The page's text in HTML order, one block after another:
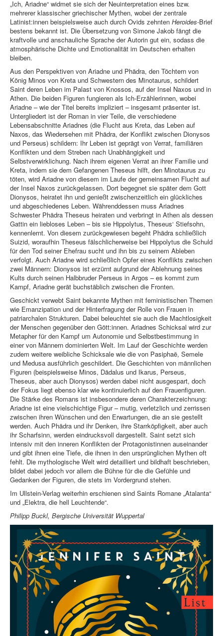
„Ich, Ariadne“ widmet sie sich der Neuinterpretation eines bzw.
mehrerer klassischer griechischer Mythen, wobei der zentrale
Latinist:innen beispielsweise auch durch Ovids zehnten Heroides-Brief
bestens bekannt ist. Die Übersetzung von Simone Jakob fängt die
kraftvolle und anschauliche Sprache der Autorin gut ein, sodass die
atmosphärische Dichte und Emotionalität im Deutschen erhalten
bleiben.
Aus den Perspektiven von Ariadne und Phädra, den Töchtern von
König Minos von Kreta und Schwestern des Minotaurus, schildert
Saint deren Leben im Palast von Knossos, auf der Insel Naxos und in
Athen. Die beiden Figuren fungieren als Ich-Erzählerinnen, wobei
Ariadne – wie der Titel bereits impliziert – insgesamt präsenter ist.
Untergliedert ist der Roman in vier Teile, die verschiedene
Lebensabschnitte Ariadnes (die Flucht aus Kreta, das Leben auf
Naxos, das Wiedersehen mit Phädra, der Konflikt zwischen Dionysos
und Perseus) schildern: Ihr Leben ist geprägt von Verrat, familiären
Konflikten und dem Streben nach Unabhängigkeit und
Selbstverwirklichung. Nach ihrem eigenen Verrat an ihrer Familie und
Kreta, indem sie dem Gefangenen Theseus hilft, den Minotaurus zu
töten, wird Ariadne von diesem im Laufe der gemeinsamen Flucht auf
der Insel Naxos zurückgelassen. Dort begegnet sie später dem Gott
Dionysos, heiratet ihn und genießt zwischenzeitlich ein glückliches
und abgeschiedenes Leben. Währenddessen muss Ariadnes
Schwester Phädra Theseus heiraten und verbringt in Athen als dessen
Gattin ein liebloses Leben – bis sie Hippolytus, Theseus‘ Stiefsohn,
kennenlernt. Von diesem zurückgewiesen begeht Phädra schließlich
Suizid, woraufhin Theseus fälschlicherweise bei Hippolytus die Schuld
für den Tod seiner Ehefrau sucht und ihn bis zu seinem Ableben
verfolgt. Auch Ariadne wird schließlich Opfer eines Konflikts zwischen
zwei Männern: Dionysos ist erzürnt aufgrund der Ablehnung seines
Kults durch seinen Halbbruder Perseus in Argos – es kommt zum
Kampf, Ariadne gerät buchstäblich zwischen die Fronten.
Geschickt verwebt Saint bekannte Mythen mit feministischen Themen
wie Emanzipation und der Hinterfragung der Rolle von Frauen in
patriarchalen Strukturen. Dabei beleuchtet sie auch die Machtlosigkeit
der Menschen gegenüber den Gött:innen. Ariadnes Schicksal wird zur
Metapher für den Kampf um Autonomie und Selbstbestimmung in
einer von Männern dominierten Welt. Im Lauf der Geschichte werden
zudem weitere weibliche Schicksale wie die von Pasiphaë, Semele
und Medusa ausführlich geschildert. Die Geschichten von männlichen
Figuren (beispielsweise Minos, Dädalus und Ikarus, Perseus,
Theseus, aber auch Dionysos) werden dabei nicht ausgespart, doch
der Fokus liegt ebenso klar wie kontinuierlich auf den Frauenfiguren.
Die Stärke des Romans ist insbesondere deren Charakterzeichnung:
Ariadne ist eine vielschichtige Figur – mutig, verletzlich und zerrissen
zwischen ihren Wünschen und den Erwartungen, die an sie gestellt
werden. Auch Phädra und ihr Denken, ihre Starrköpfigkeit, aber auch
ihr Scharfsinn, werden eindrucksvoll dargestellt. Saint setzt sich
intensiv mit den inneren Konflikten der Protagonistinnen auseinander
und gibt ihnen eine Tiefe, die ihnen in den ursprünglichen Mythen oft
fehlt. Die mythologische Welt wird detailliert und bildhaft beschrieben,
bildet dabei jedoch vor allem die Bühne für die die Gefühle und
Gedanken der Figuren, die stets im Vordergrund stehen.
Im Ullstein-Verlag weiterhin erschienen sind Saints Romane „Atalanta“
und „Elektra, die hell Leuchtende“.
Philipp Buckl, Bergische Universität Wuppertal